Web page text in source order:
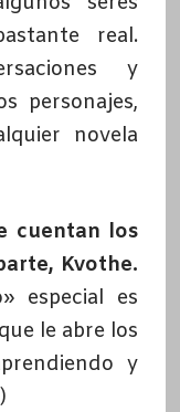
real.
y
personajes,
novela
cuentan los
Kvothe.
especial es
le abre los
y